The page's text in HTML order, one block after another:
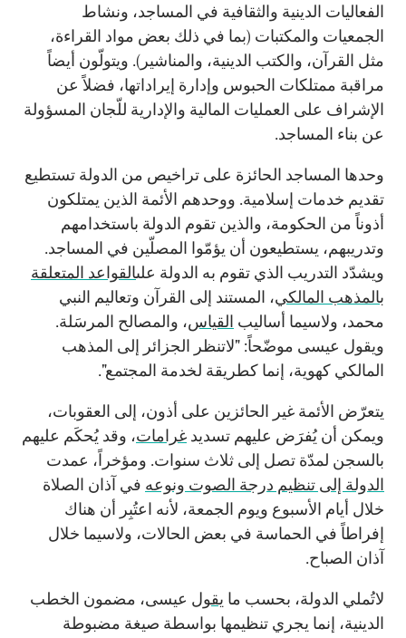
الفعاليات الدينية والثقافية في المساجد، ونشاط
الجمعيات والمكتبات (بما في ذلك بعض مواد القراءة،
مثل القرآن، والكتب الدينية، والمناشير). ويتولّون أيضاً
مراقبة ممتلكات الحبوس وإدارة إيراداتها، فضلاً عن
الإشراف على العمليات المالية والإدارية للّجان المسؤولة
عن بناء المساجد.
وحدها المساجد الحائزة على تراخيص من الدولة تستطيع
تقديم خدمات إسلامية. ووحدهم الأئمة الذين يمتلكون
أذوناً من الحكومة، والذين تقوم الدولة باستخدامهم
وتدريبهم، يستطيعون أن يؤمّوا المصلّين في المساجد.
ويشدّد التدريب الذي تقوم به الدولة علىالقواعد المتعلقة
بالمذهب المالكي، المستند إلى القرآن وتعاليم النبي
محمد، ولاسيما أساليب القياس، والمصالح المرسَلة.
ويقول عيسى موضّحاً: "لاتنظر الجزائر إلى المذهب
المالكي كهوية، إنما كطريقة لخدمة المجتمع".
يتعرّض الأئمة غير الحائزين على أذون، إلى العقوبات،
ويمكن أن يُفرَض عليهم تسديد غرامات، وقد يُحكَم عليهم
بالسجن لمدّة تصل إلى ثلاث سنوات. ومؤخراً، عمدت
الدولة إلى تنظيم درجة الصوت ونوعه في آذان الصلاة
خلال أيام الأسبوع ويوم الجمعة، لأنه اعتُبِر أن هناك
إفراطاً في الحماسة في بعض الحالات، ولاسيما خلال
آذان الصباح.
لاتُملي الدولة، بحسب ما يقول عيسى، مضمون الخطب
الدينية، إنما يجري تنظيمها بواسطة صيغة مضبوطة